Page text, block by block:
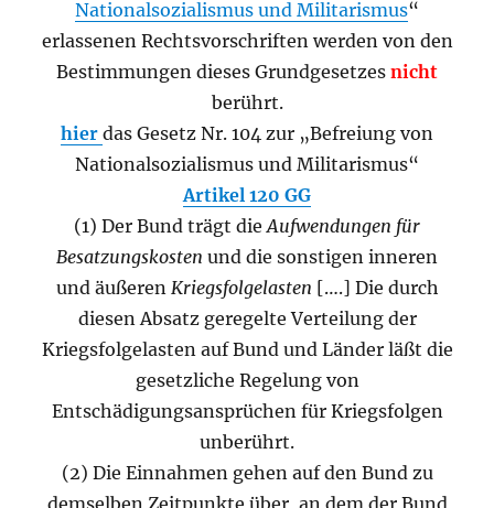
Nationalsozialismus und Militarismus“
erlassenen Rechtsvorschriften werden von den
Bestimmungen dieses Grundgesetzes nicht
berührt.
hier das Gesetz Nr. 104 zur „Befreiung von
Nationalsozialismus und Militarismus“
Artikel 120 GG
(1) Der Bund trägt dieAufwendungen für
Besatzungskosten und die sonstigen inneren
und äußeren Kriegsfolgelasten [….] Die durch
diesen Absatz geregelte Verteilung der
Kriegsfolgelasten auf Bund und Länder läßt die
gesetzliche Regelung von
Entschädigungsansprüchen für Kriegsfolgen
unberührt.
(2) Die Einnahmen gehen auf den Bund zu